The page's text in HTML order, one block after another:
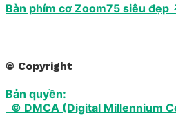
Bàn phím cơ Zoom75 siêu đẹp
© Copyright
Bản quyền:
© DMCA (Digital Millennium